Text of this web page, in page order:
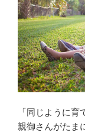
「同じように
親御さんがたま